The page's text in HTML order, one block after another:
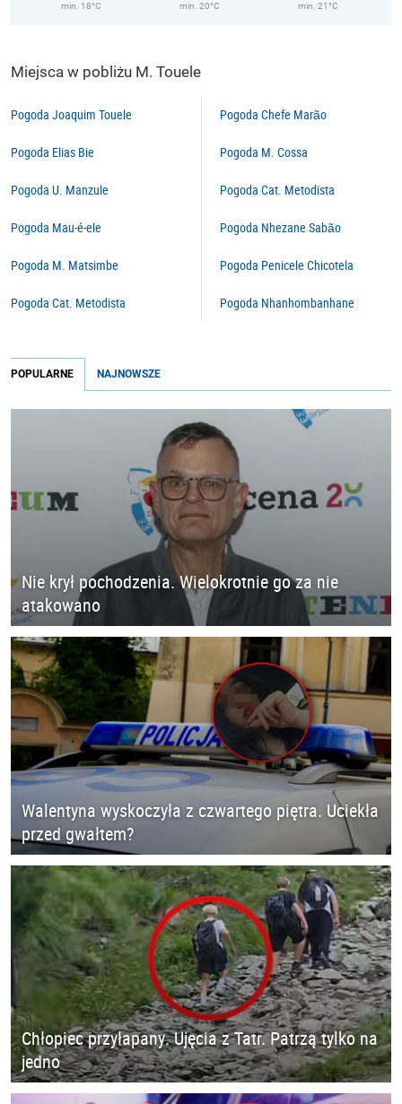
min. 18°C
min. 20°C
min. 21°C
Miejsca w pobliżu M. Touele
Pogoda Joaquim Touele
Pogoda Elias Bie
Pogoda U. Manzule
Pogoda Mau-é-ele
Pogoda M. Matsimbe
Pogoda Cat. Metodista
Pogoda Chefe Marão
Pogoda M. Cossa
Pogoda Cat. Metodista
Pogoda Nhezane Sabão
Pogoda Penicele Chicotela
Pogoda Nhanhombanhane
POPULARNE NAJNOWSZE
Nie krył pochodzenia. Wielokrotnie go za nie
atakowano
Walentyna wyskoczyła z czwartego piętra. Uciekła
przed gwałtem?
Chłopiec przyłapany. Ujęcia z Tatr. Patrzą tylko na
jedno